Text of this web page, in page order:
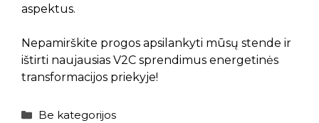
aspektus.
Nepamirškite progos apsilankyti mūsų stende ir
ištirti naujausias V2C sprendimus energetinės
transformacijos priekyje!
Kategorijos
Be kategorijos